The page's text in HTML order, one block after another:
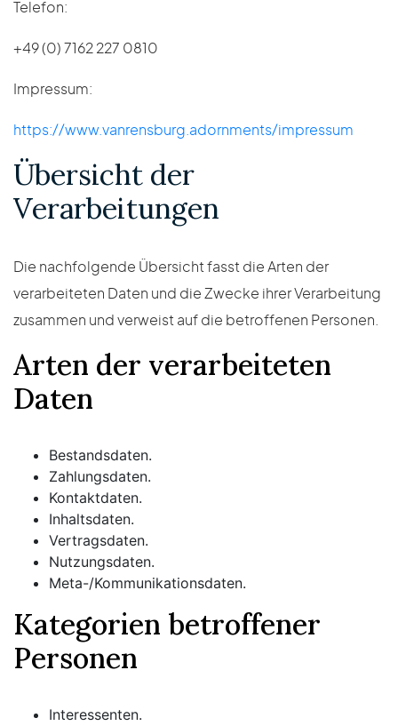
Telefon:
+49 (0) 7162 227 0810
Impressum:
https://www.vanrensburg.adornments/impressum
Übersicht der
Verarbeitungen
Die nachfolgende Übersicht fasst die Arten der
verarbeiteten Daten und die Zwecke ihrer Verarbeitung
zusammen und verweist auf die betroffenen Personen.
Arten der verarbeiteten
Daten
Bestandsdaten.
Zahlungsdaten.
Kontaktdaten.
Inhaltsdaten.
Vertragsdaten.
Nutzungsdaten.
Meta-/Kommunikationsdaten.
Kategorien betroffener
Personen
Interessenten.